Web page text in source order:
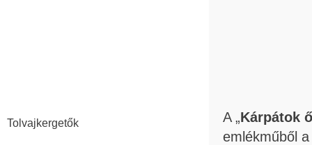
Tolvajkergetők A „Kárpátok
emlékműből